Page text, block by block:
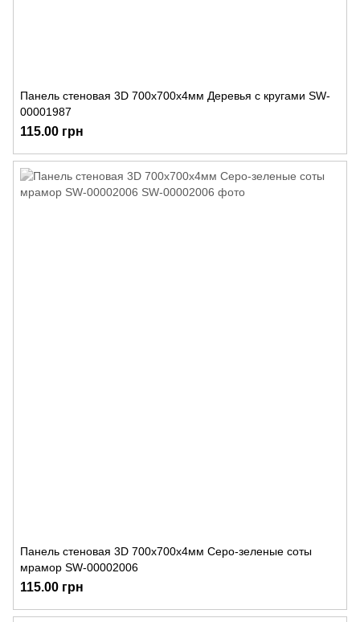
Панель стеновая 3D 700х700х4мм Деревья с кругами SW-
00001987
115.00 грн
Панель стеновая 3D 700х700х4мм Серо-зеленые соты
мрамор SW-00002006
115.00 грн